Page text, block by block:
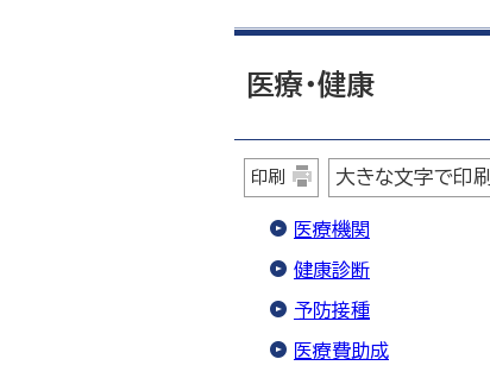
医療・健康
印刷 大きな文字で印刷
医療機関
健康診断
予防接種
医療費助成